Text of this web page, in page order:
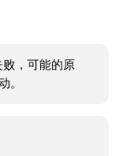
，可能的原
。